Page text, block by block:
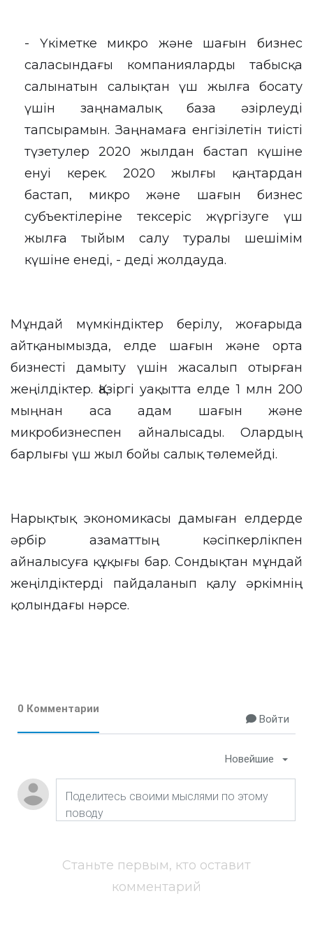
- Үкіметке микро және шағын бизнес
саласындағы компанияларды табысқа
салынатын салықтан үш жылға босату
үшін заңнамалық база әзірлеуді
тапсырамын. Заңнамаға енгізілетін тиісті
түзетулер 2020 жылдан бастап күшіне
енуі керек. 2020 жылғы қаңтардан
бастап, микро және шағын бизнес
субъектілеріне тексеріс жүргізуге үш
жылға тыйым салу туралы шешімім
күшіне енеді, - деді жолдауда.
Мұндай мүмкіндіктер берілу, жоғарыда
айтқанымызда, елде шағын және орта
бизнесті дамыту үшін жасалып отырған
жеңілдіктер. Қазіргі уақытта елде 1 млн 200
мыңнан аса адам шағын және
микробизнеспен айналысады. Олардың
барлығы үш жыл бойы салық төлемейді.
Нарықтық экономикасы дамыған елдерде
әрбір азаматтың кәсіпкерлікпен
айналысуға құқығы бар. Сондықтан мұндай
жеңілдіктерді пайдаланып қалу әркімнің
қолындағы нәрсе.
0 Комментарии
Войти
Новейшие
Станьте первым, кто оставит
комментарий